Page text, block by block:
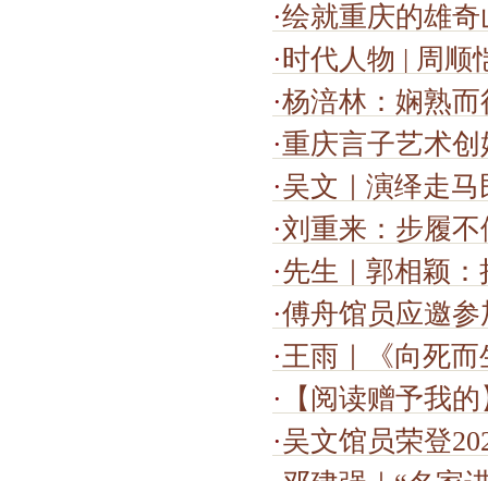
·绘就重庆的雄
·时代人物 | 周顺
·杨涪林：娴熟
·重庆言子艺术创始
·吴文｜演绎走
·刘重来：步履
·先生｜郭相颖
·傅舟馆员应邀参加“
·王雨｜《向死
· 【阅读赠予我
·吴文馆员荣登